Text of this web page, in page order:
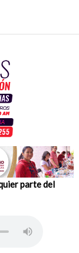
parte del